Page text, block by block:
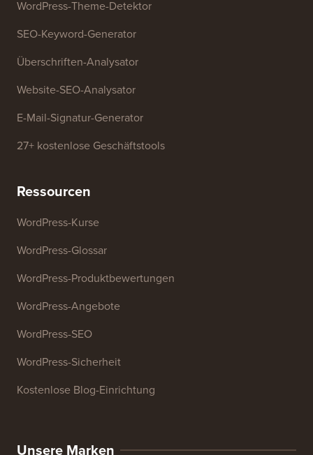
Kostenlose Tools
Generator für Geschäftsnamen
WordPress-Theme-Detektor
SEO-Keyword-Generator
Website-SEO-Analysator
E-Mail-Signatur-Generator
27+ kostenlose Geschäftstools
Ressourcen
WordPress-Kurse
WordPress-Glossar
WordPress-Produktbewertungen
WordPress-SEO